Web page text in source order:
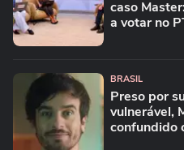
caso
a votar no
BRASIL
Preso por
vulnerável,
confundido